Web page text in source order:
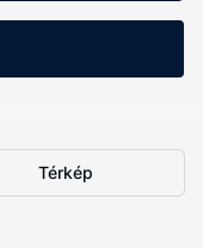
Térkép